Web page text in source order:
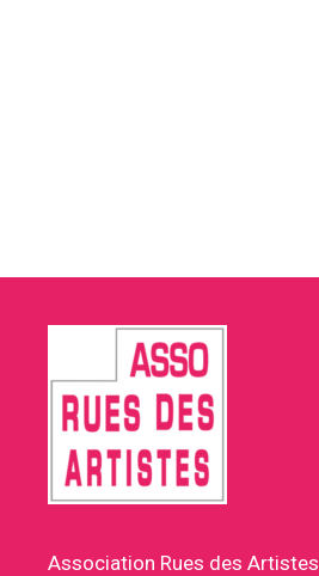
Association Rues des Artistes